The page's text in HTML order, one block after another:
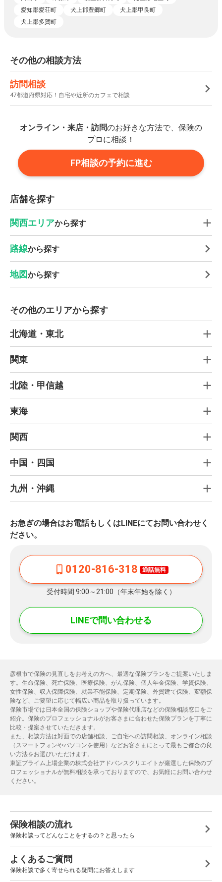
愛知郡愛荘町
犬上郡豊郷町
犬上郡甲良町
犬上郡多賀町
その他の相談方法
訪問相談
47都道府県対応！自宅や近所のカフェで相談
オンライン・来店・訪問のお好きな方法で、保険の
プロに相談！
FP相談の予約に進む
店舗を探す
関西エリアから探す
路線から探す
地図から探す
その他のエリアから探す
北海道・東北
関東
北陸・甲信越
東海
関西
中国・四国
九州・沖縄
お急ぎの場合はお電話もしくはLINEにてお問い合わせく
ださい。
0120-816-318 通話無料
受付時間 9:00～21:00（年末年始を除く）
LINEで問い合わせる
彦根市で保険の見直しをお考えの方へ、最適な保険プランをご提案いたしま
す。生命保険、死亡保険、医療保険、がん保険、個人年金保険、学資保険、
女性保険、収入保障保険、就業不能保険、定期保険、外貨建て保険、変額保
険など、ご要望に応じて幅広い商品を取り扱っています。
保険市場では日本全国の保険ショップや保険代理店などの保険相談窓口をご
紹介。保険のプロフェッショナルがお客さまに合わせた保険プランを丁寧に
比較・提案させていただきます。
また、相談方法は対面での店舗相談、ご自宅への訪問相談、オンライン相談
（スマートフォンやパソコンを使用）などお客さまにとって最もご都合の良
い方法をお選びいただけます。
東証プライム上場企業の株式会社アドバンスクリエイトが厳選した保険のプ
ロフェッショナルが無料相談を承っておりますので、お気軽にお問い合わせ
ください。
保険相談の流れ
保険相談ってどんなことをするの？と思ったら
よくあるご質問
保険相談で多く寄せられる疑問にお答えします